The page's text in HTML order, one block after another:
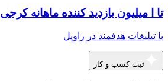
تا ا میلیون بازدید کننده ماهانه کرجی
با تبلیغات هدفمند در راویل
ثبت کسب و کار